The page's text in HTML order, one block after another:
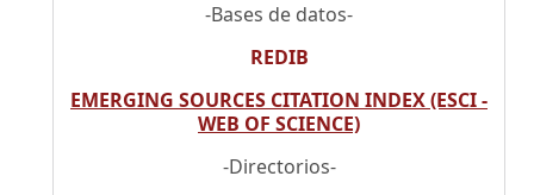
-Bases de datos-
REDIB
EMERGING SOURCES CITATION INDEX (ESCI -
WEB OF SCIENCE)
-Directorios-